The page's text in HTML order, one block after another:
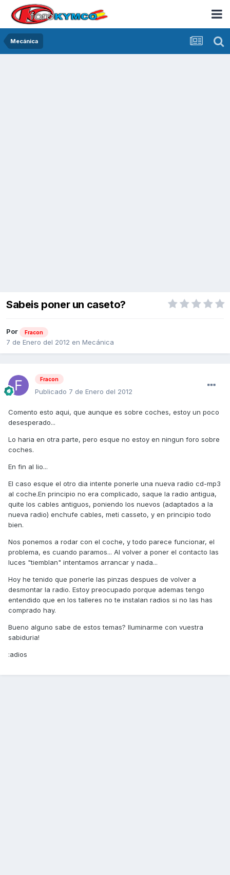
Mecánica
Sabeis poner un caseto?
Por Fracon
7 de Enero del 2012 en Mecánica
Fracon
Publicado 7 de Enero del 2012
Comento esto aqui, que aunque es sobre coches, estoy un poco
desesperado...
Lo haria en otra parte, pero esque no estoy en ningun foro sobre
coches.
En fin al lio...
El caso esque el otro dia intente ponerle una nueva radio cd-mp3
al coche.En principio no era complicado, saque la radio antigua,
quite los cables antiguos, poniendo los nuevos (adaptados a la
nueva radio) enchufe cables, meti casseto, y en principio todo
bien.
Nos ponemos a rodar con el coche, y todo parece funcionar, el
problema, es cuando paramos... Al volver a poner el contacto las
luces "tiemblan" intentamos arrancar y nada...
Hoy he tenido que ponerle las pinzas despues de volver a
desmontar la radio. Estoy preocupado porque ademas tengo
entendido que en los talleres no te instalan radios si no las has
comprado hay.
Bueno alguno sabe de estos temas? Iluminarme con vuestra
sabiduria!
:adios